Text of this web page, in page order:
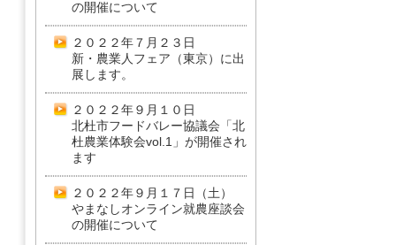
の開催について
２０２２年７月２３日
新・農業人フェア（東京）に出
展します。
２０２２年９月１０日
北杜市フードバレー協議会「北
杜農業体験会vol.1」が開催され
ます
２０２２年９月１７日（土）
やまなしオンライン就農座談会
の開催について